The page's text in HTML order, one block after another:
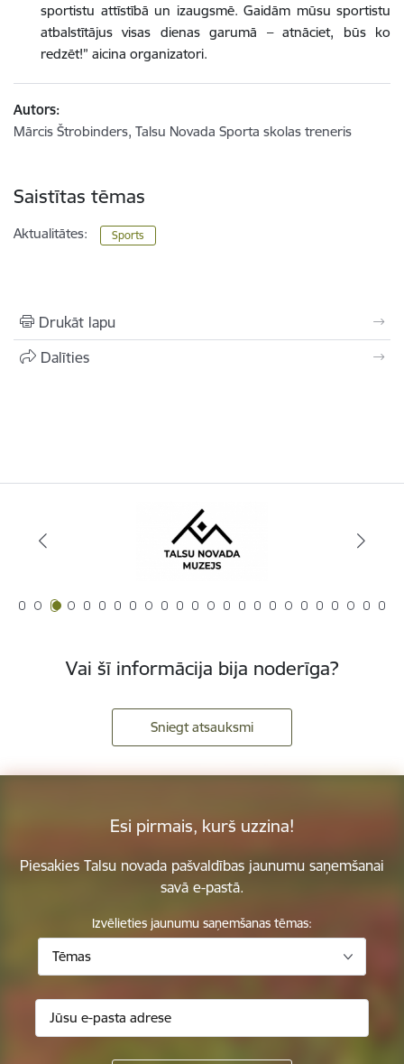
sportistu attīstībā un izaugsmē. Gaidām mūsu sportistu
atbalstītājus visas dienas garumā – atnāciet, būs ko
redzēt!” aicina organizatori.
Autors:
Mārcis Štrobinders, Talsu Novada Sporta skolas treneris
Saistītas tēmas
Aktualitātes: Sports
Drukāt lapu
Dalīties
Vai šī informācija bija noderīga?
Sniegt atsauksmi
Esi pirmais, kurš uzzina!
Piesakies Talsu novada pašvaldības jaunumu saņemšanai
savā e-pastā.
Izvēlieties jaunumu saņemšanas tēmas:
Tēmas